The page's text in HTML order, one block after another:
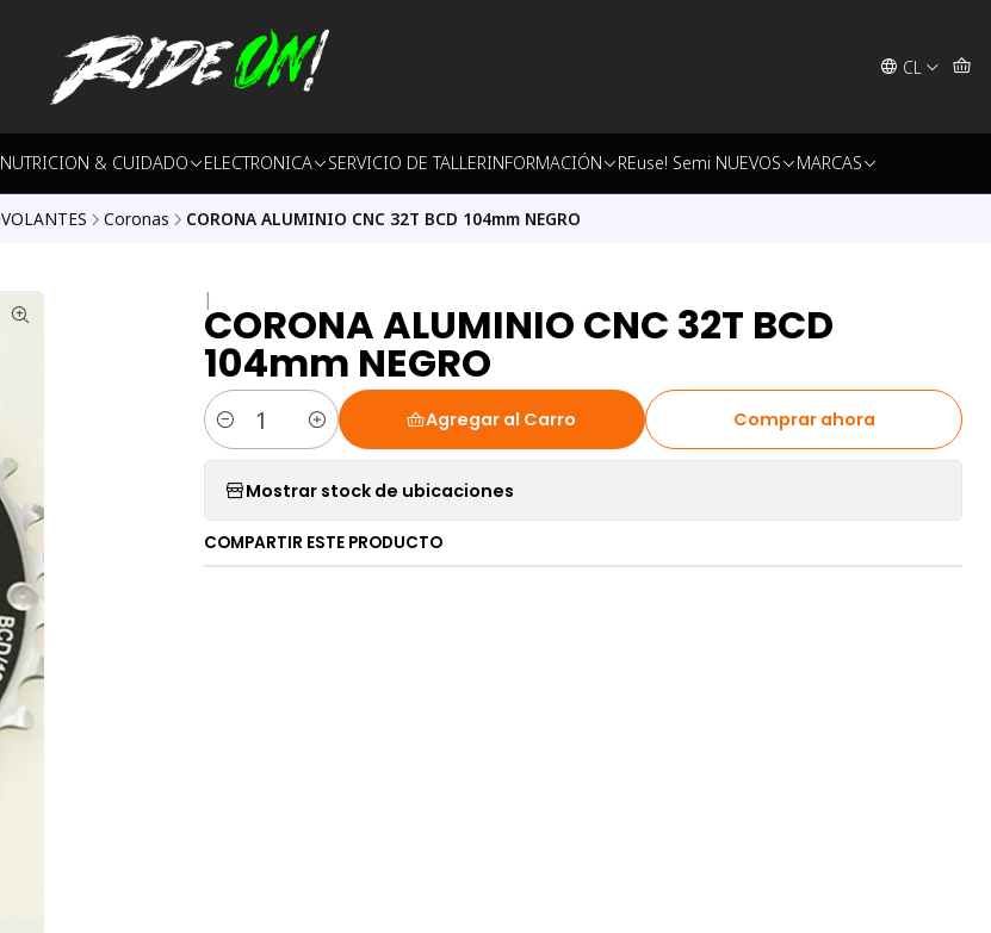
CL
NUTRICION & CUIDADO ELECTRONICA SERVICIO DE TALLERINFORMACIÓN REuse! Semi NUEVOS MARCAS
VOLANTES Coronas CORONA ALUMINIO CNC 32T BCD 104mm NEGRO
|
CORONA ALUMINIO CNC 32T BCD
104mm NEGRO
Cantidad
Agregar al Carro Comprar ahora
Mostrar stock de ubicaciones
COMPARTIR ESTE PRODUCTO